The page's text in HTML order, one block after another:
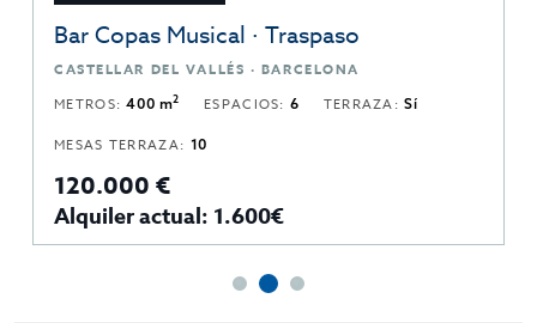
Bar Copas Musical · Traspaso
CASTELLAR DEL VALLÉS · BARCELONA
METROS:400 m2 ESPACIOS:6 TERRAZA:Sí
MESAS TERRAZA: 10
120.000 €
Alquiler actual: 1.600€